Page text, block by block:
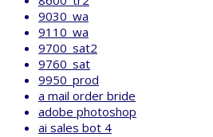
9030_wa
9110_wa
9700_sat2
9760_sat
9950_prod
a mail order bride
adobe photoshop
ai sales bot 4